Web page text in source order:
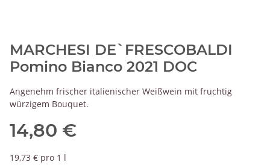
MARCHESI DE`FRESCOBALDI
Pomino Bianco 2021 DOC
Angenehm frischer italienischer Weißwein mit fruchtig
würzigem Bouquet.
14,80 €
19,73 € pro 1 l